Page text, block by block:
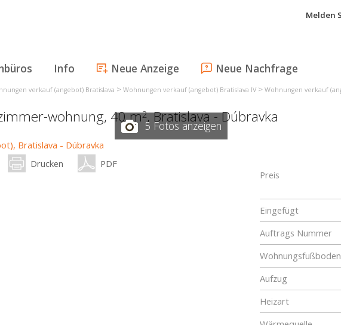
Melden
Info Neue Anzeige Neue Nachfrage
verkauf (angebot) Bratislava > Wohnungen verkauf (angebot) Bratislava IV > Wohnungen verkauf
wohnung, 40 m2,Bratislava - Dúbravka
5 Fotos anzeigen
Drucken PDF
Preis
Eingefügt
Auftrags Nummer
Aufzug
Heizart